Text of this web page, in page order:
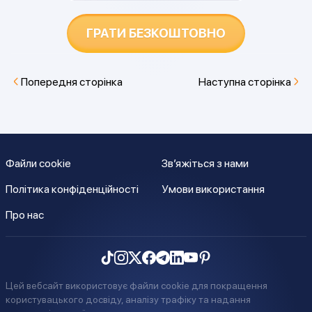
ГРАТИ БЕЗКОШТОВНО
Попередня сторінка Наступна сторінка
Файли cookie
Політика конфіденційності
Про нас
Зв’яжіться з нами
Умови використання
Цей вебсайт використовує файли cookie для покращення
користувацького досвіду, аналізу трафіку та надання